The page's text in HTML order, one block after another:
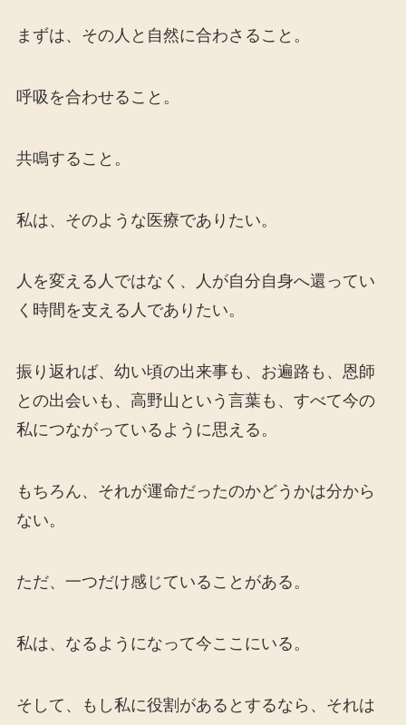
まずは、その人と自然に合わさること。
呼吸を合わせること。
共鳴すること。
私は、そのような医療でありたい。
人を変える人ではなく、人が自分自身へ還ってい
く時間を支える人でありたい。
振り返れば、幼い頃の出来事も、お遍路も、恩師
との出会いも、高野山という言葉も、すべて今の
私につながっているように思える。
もちろん、それが運命だったのかどうかは分から
ない。
ただ、一つだけ感じていることがある。
私は、なるようになって今ここにいる。
そして、もし私に役割があるとするなら、それは